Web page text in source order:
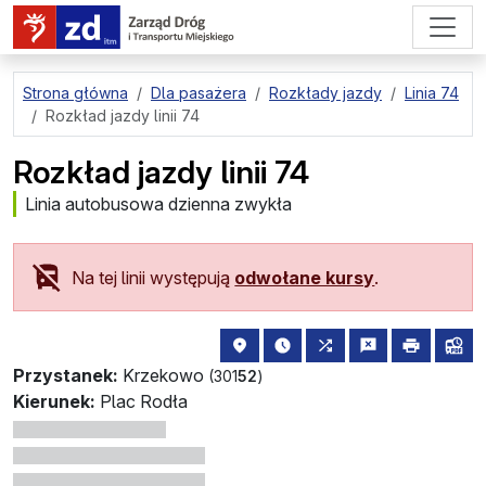
przejdź do treści strony
Strona główna Dla pasażera Rozkłady jazdy
Linia 74
Rozkład jazdy linii 74
Rozkład jazdy linii 74
Linia autobusowa dzienna zwykła
Na tej linii występują odwołane kursy.
Przystanek: Krzekowo (30152)
lokalizacja przystanku na mapie
najbliższe odjazdy z tego
wszystkie linie
zgłośdrukuj
Kierunek: Plac Rodła